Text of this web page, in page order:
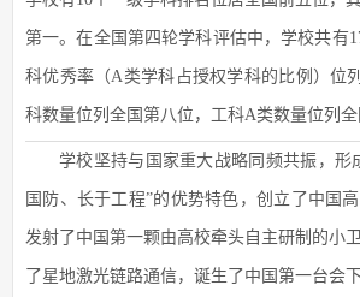
第一。在全国第四轮学科评估中，学校共有
科优秀率（A类学科占授权学科的比例）位
科数量位列全国第八位，工科A类数量位列全
学校坚持与国家重大战略同频共振，形
国防、长于工程”的优势特色，创立了中国
发射了中国第一颗由高校牵头自主研制的小
了星地激光链路通信，诞生了中国第一台会